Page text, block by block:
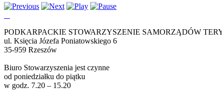
PODKARPACKIE STOWARZYSZENIE SAMORZĄDÓW
ul. Księcia Józefa Poniatowskiego 6
35-959 Rzeszów
Biuro Stowarzyszenia jest czynne
od poniedziałku do piątku
w godz. 7.20 – 15.20